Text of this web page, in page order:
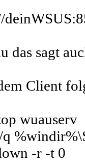
das sagt
Client
wuauserv
q
-r -t 0